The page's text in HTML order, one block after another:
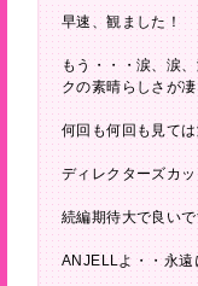
早速、観ました！
もう・・・涙、涙
クの素晴らしさが
何回も何回も見て
ディレクターズカ
続編期待大で良い
ANJELLよ・・永遠